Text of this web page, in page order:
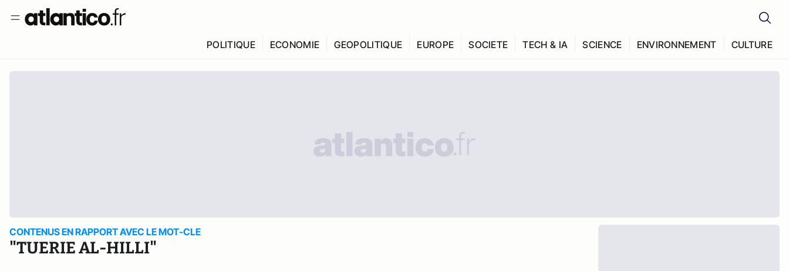
POLITIQUE ECONOMIE GEOPOLITIQUE EUROPE SOCIETE TECH & IA SCIENCE ENVIRONNEMENT CULTURE
CONTENUS EN RAPPORT AVEC LE MOT-CLE
"TUERIE AL-HILLI"